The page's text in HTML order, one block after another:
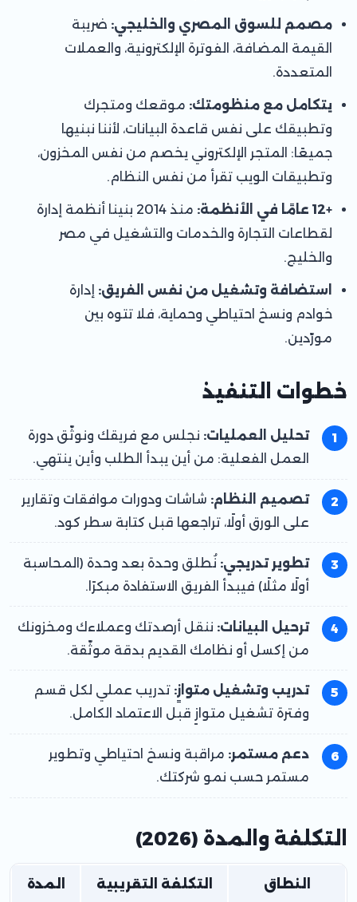
مصمم للسوق المصري والخليجي: ضريبة
القيمة المضافة، الفوترة الإلكترونية، والعملات
المتعددة.
يتكامل مع منظومتك: موقعك ومتجرك
وتطبيقك على نفس قاعدة البيانات، لأننا نبنيها
جميعًا: المتجر الإلكتروني يخصم من نفس المخزون،
وتطبيقات الويب تقرأ من نفس النظام.
+12 عامًا في الأنظمة:
منذ 2014 بنينا أنظمة إدارة
لقطاعات التجارة والخدمات والتشغيل في مصر
والخليج.
استضافة وتشغيل من نفس الفريق: إدارة
خوادم ونسخ احتياطي وحماية، فلا تتوه بين
مورّدين.
خطوات التنفيذ
تحليل العمليات: نجلس مع فريقك ونوثّق دورة
العمل الفعلية: من أين يبدأ الطلب وأين ينتهي.
تصميم النظام: شاشات ودورات موافقات وتقارير
على الورق أولًا، تراجعها قبل كتابة سطر كود.
تطوير تدريجي: نُطلق وحدة بعد وحدة (المحاسبة
أولًا مثلًا) فيبدأ الفريق الاستفادة مبكرًا.
ترحيل البيانات: ننقل أرصدتك وعملاءك ومخزونك
من إكسل أو نظامك القديم بدقة موثّقة.
تدريب وتشغيل متوازٍ: تدريب عملي لكل قسم
وفترة تشغيل متوازٍ قبل الاعتماد الكامل.
دعم مستمر: مراقبة ونسخ احتياطي وتطوير
مستمر حسب نمو شركتك.
التكلفة والمدة (2026)
النطاق التكلفة التقريبية المدة